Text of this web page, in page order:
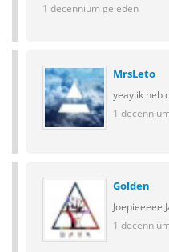
1 decennium geleden
MrsLeto
yeay ik heb
1
Golden
Joepieeeee
1